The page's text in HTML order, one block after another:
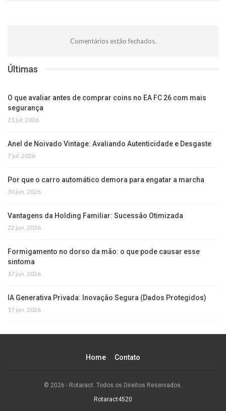
Comentários estão fechados.
Últimas
O que avaliar antes de comprar coins no EA FC 26 com mais
segurança
21 jul, 2026
Anel de Noivado Vintage: Avaliando Autenticidade e Desgaste
7 jul, 2026
Por que o carro automático demora para engatar a marcha
30 jun, 2026
Vantagens da Holding Familiar: Sucessão Otimizada
22 jun, 2026
Formigamento no dorso da mão: o que pode causar esse
sintoma
17 jun, 2026
IA Generativa Privada: Inovação Segura (Dados Protegidos)
17 jun, 2026
Home Contato
© 2026 - Rotaract. Todos os Direitos Reservados.
Rotaract4520